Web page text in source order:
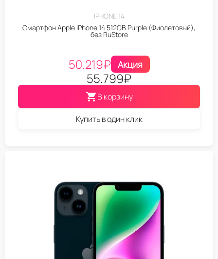
IPHONE 14
Смартфон Apple iPhone 14 512GB Purple (Фиолетовый),
без RuStore
50.219₽ Акция
55.799₽
В корзину
Купить в один клик